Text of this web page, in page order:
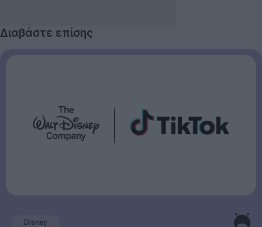
Διαβάστε επίσης
Disney